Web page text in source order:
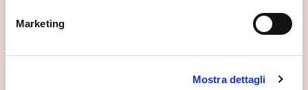
Marketing
Mostra dettagli
Complesso di Sant'Antonio